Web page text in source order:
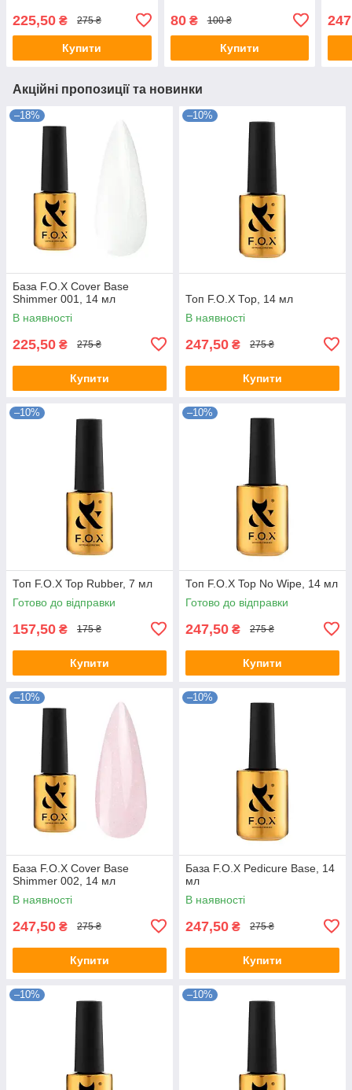
225,50 ₴ 275 ₴
Купити
80₴ 100 ₴
Купити
Акційні пропозиції та новинки
–18%
База F.O.X Cover Base
Shimmer 001, 14 мл
В наявності
225,50 ₴ 275 ₴
Купити
–10%
Топ F.O.X Тоp, 14 мл
В наявності
247,50 ₴ 275 ₴
Купити
–10%
Топ F.O.X Top Rubber, 7 мл
Готово до відправки
157,50 ₴ 175 ₴
Купити
–10%
Топ F.O.X Top No Wipe, 14 мл
Готово до відправки
247,50 ₴ 275 ₴
Купити
–10%
База F.O.X Cover Base
Shimmer 002, 14 мл
В наявності
247,50 ₴ 275 ₴
Купити
–10%
База F.O.X Pedicure Base, 14
мл
В наявності
247,50 ₴ 275 ₴
Купити
–10% –10%